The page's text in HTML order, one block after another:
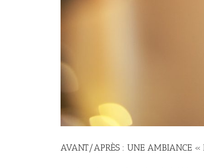
AVANT/APRÈS : UNE AMBIANCE «